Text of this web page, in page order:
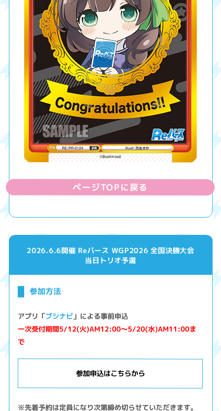
ページTOPに戻る
2026.6.6開催 Reバース WGP2026 全国決勝大会
当日トリオ予選
参加方法
アプリ「ブシナビ 」による事前申込
一次受付期間5/12(火)AM12:00～5/20(水)AM11:00ま
で
参加申込はこちらから
※先着予約は定員になり次第締め切らせていただきます。